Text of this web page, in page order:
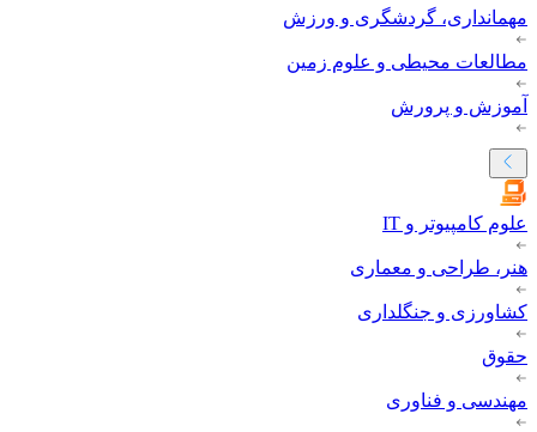
مهمانداری، گردشگری و ورزش
مطالعات محیطی و علوم زمین
آموزش و پرورش
علوم کامپیوتر و IT
هنر، طراحی و معماری
کشاورزی و جنگلداری
حقوق
مهندسی و فناوری